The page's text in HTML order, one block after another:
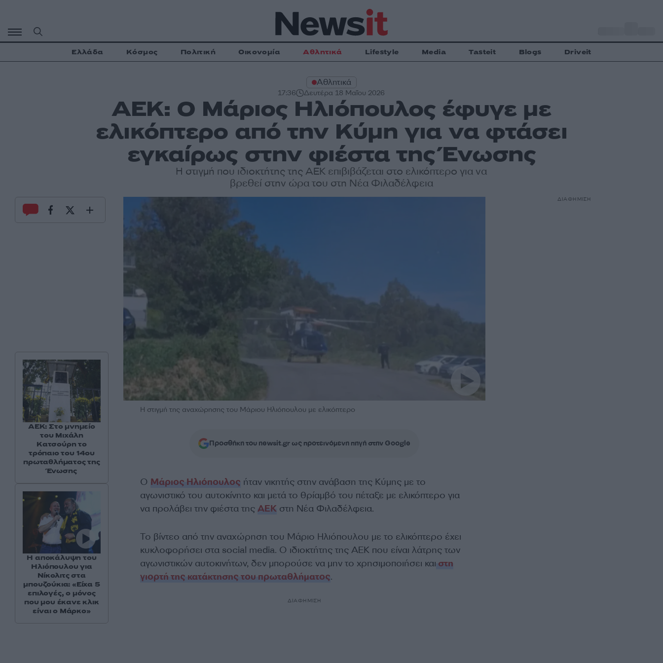
περιεχόμενο
Ελλάδα Κόσμος Πολιτική Οικονομία Αθλητικά Lifestyle Media Tasteit Blogs Driveit
Αθλητικά
17:36 Δευτέρα 18 Μαΐου 2026
ΑΕΚ: Ο Μάριος Ηλιόπουλος έφυγε με
ελικόπτερο από την Κύμη για να φτάσει
εγκαίρως στην φιέστα της Ένωσης
Η στιγμή που ιδιοκτήτης της ΑΕΚ επιβιβάζεται στο ελικόπτερο για να
βρεθεί στην ώρα του στη Νέα Φιλαδέλφεια
Η στιγμή της αναχώρησης του Μάριου Ηλιόπουλου με ελικόπτερο
Προσθήκη του newsit.gr ως προτεινόμενη πηγή στην Google
Ο Μάριος Ηλιόπουλος ήταν νικητής στην ανάβαση της Κύμης με το
αγωνιστικό του αυτοκίνητο και μετά το θρίαμβό του πέταξε με ελικόπτερο για
να προλάβει την φιέστα της ΑΕΚστη Νέα Φιλαδέλφεια.
Το βίντεο από την αναχώρηση του Μάριο Ηλιόπουλου με το ελικόπτερο έχει
κυκλοφορήσει στα social media. Ο ιδιοκτήτης της ΑΕΚ που είναι λάτρης των
αγωνιστικών αυτοκινήτων, δεν μπορούσε να μην το χρησιμοποιήσει και στη
γιορτή της κατάκτησης του πρωταθλήματος.
ΔΙΑΦΗΜΙΣΗ
ΑΕΚ: Στο μνημείο
του Μιχάλη
Κατσούρη το
τρόπαιο του 14ου
πρωταθλήματος της
Ένωσης
Η αποκάλυψη του
Ηλιόπουλου για
Νίκολιτς στα
μπουζούκια: «Είχα 5
επιλογές, ο μόνος
που μου έκανε κλικ
είναι ο Μάρκο»
ΔΙΑΦΗΜΙΣΗ